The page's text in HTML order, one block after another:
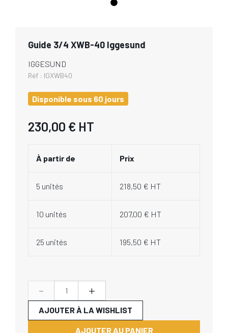
Guide 3/4 XWB-40 Iggesund
IGGESUND
Réf : IGXWB40
Disponible sous 60 jours
230,00 € HT
À partir de Prix
5 unités 218,50 € HT
10 unités 207,00 € HT
25 unités 195,50 € HT
- +
AJOUTER AU PANIER
AJOUTER À LA WISHLIST